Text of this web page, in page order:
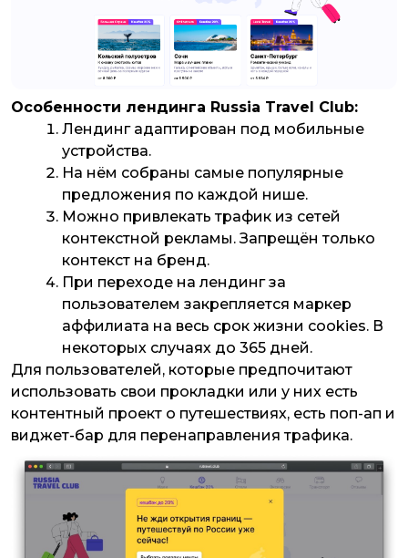
Особенности лендинга Russia Travel Club:
Лендинг адаптирован под мобильные
устройства.
На нём собраны самые популярные
предложения по каждой нише.
Можно привлекать трафик из сетей
контекстной рекламы. Запрещён только
контекст на бренд.
При переходе на лендинг за
пользователем закрепляется маркер
аффилиата на весь срок жизни cookies. В
некоторых случаях до 365 дней.
Для пользователей, которые предпочитают
использовать свои прокладки или у них есть
контентный проект о путешествиях, есть поп-ап и
виджет-бар для перенаправления трафика.